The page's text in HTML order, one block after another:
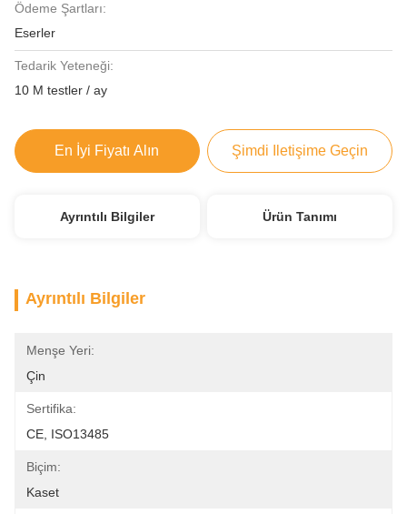
Ödeme Şartları:
Eserler
Tedarik Yeteneği:
10 M testler / ay
En İyi Fiyatı Alın Şimdi Iletişime Geçin
Ayrıntılı Bilgiler Ürün Tanımı
Ayrıntılı Bilgiler
Menşe Yeri:
Çin
Sertifika:
CE, ISO13485
Biçim:
Kaset